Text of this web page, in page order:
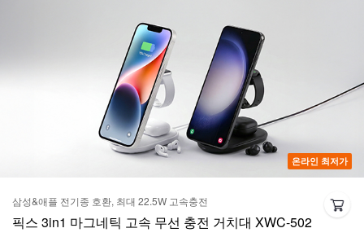
온라인 최저가
삼성&애플 전기종 호환, 최대 22.5W 고속충전
픽스 3in1 마그네틱 고속 무선 충전 거치대 XWC-502